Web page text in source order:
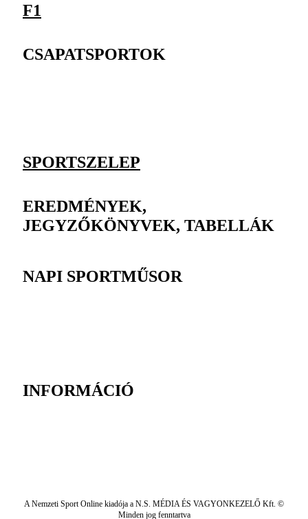
F1
CSAPATSPORTOK
SPORTSZELEP
EREDMÉNYEK,
JEGYZŐKÖNYVEK, TABELLÁK
NAPI SPORTMŰSOR
INFORMÁCIÓ
A Nemzeti Sport Online kiadója a N.S. MÉDIA ÉS VAGYONKEZELŐ Kft. ©
Minden jog fenntartva